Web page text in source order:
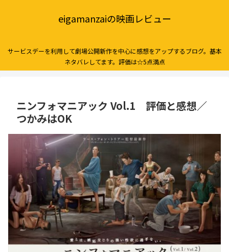
eigamanzaiの映画レビュー
サービスデーを利用して劇場公開新作を中心に感想をアップするブログ。基本
ネタバレしてます。評価は☆5点満点
ニンフォマニアック Vol.1 評価と感想／
つかみはOK